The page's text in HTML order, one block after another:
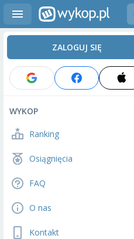
ZALOGUJ SIĘ
WYKOP
Ranking
Osiągnięcia
FAQ
O nas
Kontakt